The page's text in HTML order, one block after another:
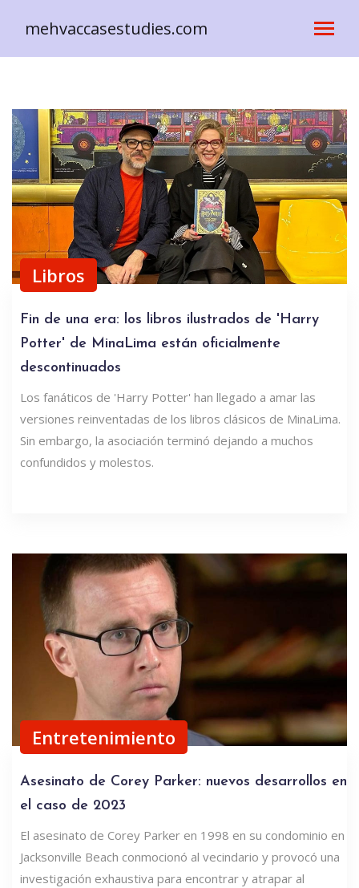
mehvaccasestudies.com
Libros
Fin de una era: los libros ilustrados de 'Harry
Potter' de MinaLima están oficialmente
descontinuados
Los fanáticos de 'Harry Potter' han llegado a amar las
versiones reinventadas de los libros clásicos de MinaLima.
Sin embargo, la asociación terminó dejando a muchos
confundidos y molestos.
Entretenimiento
Asesinato de Corey Parker: nuevos desarrollos en
el caso de 2023
El asesinato de Corey Parker en 1998 en su condominio en
Jacksonville Beach conmocionó al vecindario y provocó una
investigación exhaustiva para encontrar y atrapar al